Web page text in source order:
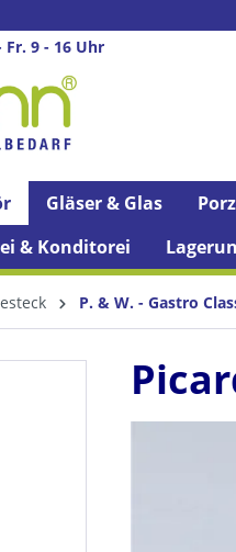
springen
Fr. 9 - 16 Uhr
Gläser & Glas
& Konditorei
P. & W. - Gastro